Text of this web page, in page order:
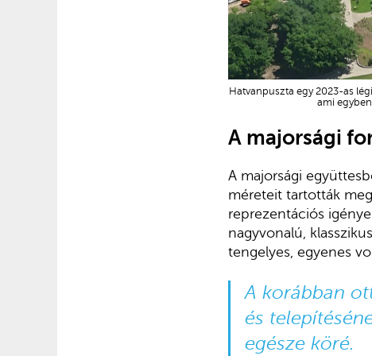
Hatvanpuszta egy 2023-as
ami
A majorsági
A majorsági
méreteit tartották
reprezentációs
nagyvonalú,
tengelyes, egyenes
A korábban
és
egésze köré.